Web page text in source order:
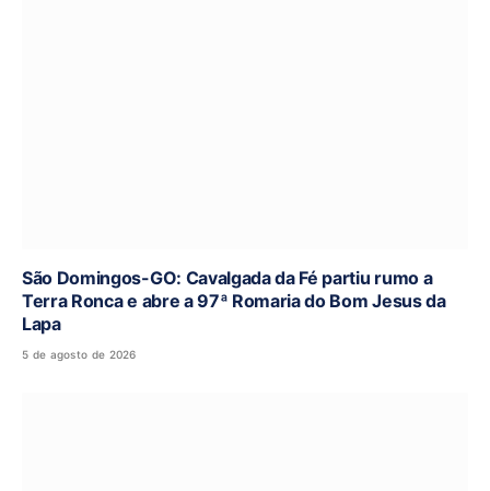
São Domingos-GO: Cavalgada da Fé partiu rumo a
Terra Ronca e abre a 97ª Romaria do Bom Jesus da
Lapa
5 de agosto de 2026